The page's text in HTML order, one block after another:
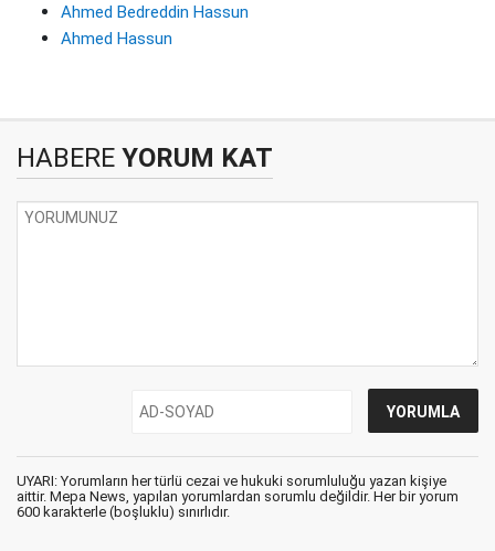
Ahmed Bedreddin Hassun
Ahmed Hassun
HABERE YORUM KAT
UYARI: Yorumların her türlü cezai ve hukuki sorumluluğu yazan kişiye
aittir. Mepa News, yapılan yorumlardan sorumlu değildir. Her bir yorum
600 karakterle (boşluklu) sınırlıdır.